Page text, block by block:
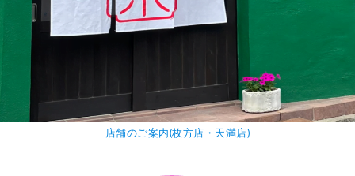
店舗のご案内(枚方店・天満店)